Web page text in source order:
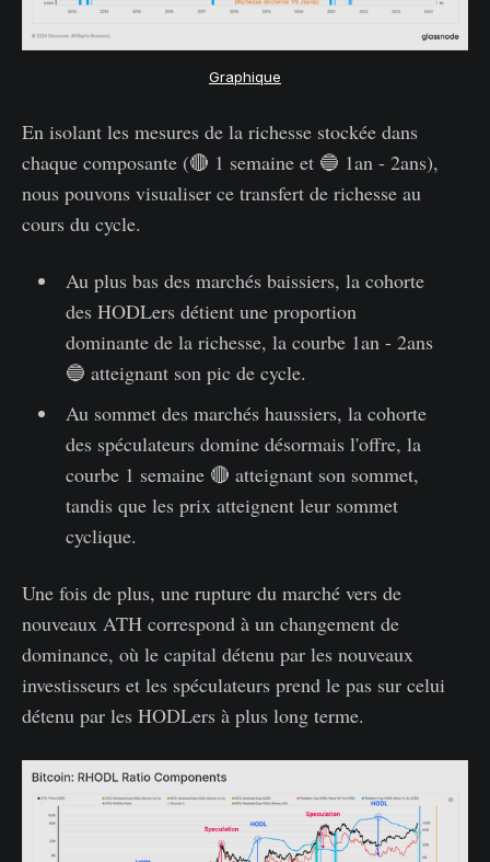
Graphique
En isolant les mesures de la richesse stockée dans
chaque composante (🔴 1 semaine et 🔵 1an - 2ans),
nous pouvons visualiser ce transfert de richesse au
cours du cycle.
Au plus bas des marchés baissiers, la cohorte
des HODLers détient une proportion
dominante de la richesse, la courbe 1an - 2ans
🔵 atteignant son pic de cycle.
Au sommet des marchés haussiers, la cohorte
des spéculateurs domine désormais l'offre, la
courbe 1 semaine 🔴 atteignant son sommet,
tandis que les prix atteignent leur sommet
cyclique.
Une fois de plus, une rupture du marché vers de
nouveaux ATH correspond à un changement de
dominance, où le capital détenu par les nouveaux
investisseurs et les spéculateurs prend le pas sur celui
détenu par les HODLers à plus long terme.